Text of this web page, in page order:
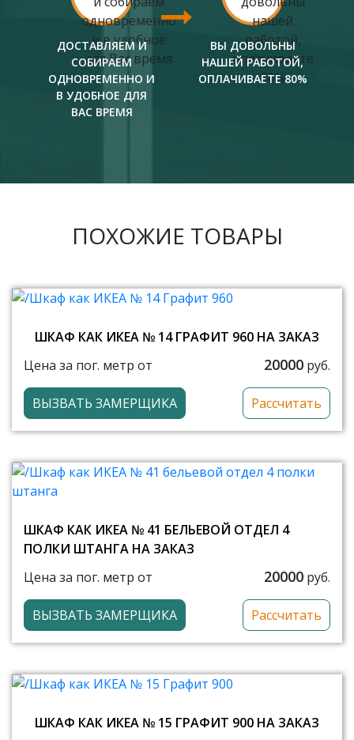
ДОСТАВЛЯЕМ И
СОБИРАЕМ
ОДНОВРЕМЕННО И
В УДОБНОЕ ДЛЯ
ВАС ВРЕМЯ
ВЫ ДОВОЛЬНЫ
НАШЕЙ РАБОТОЙ,
ОПЛАЧИВАЕТЕ 80%
ПОХОЖИЕ ТОВАРЫ
ШКАФ КАК ИКЕА № 14 ГРАФИТ 960 НА ЗАКАЗ
Цена за пог. метр от
20000 руб.
ВЫЗВАТЬ ЗАМЕРЩИКА Рассчитать
ШКАФ КАК ИКЕА № 41 БЕЛЬЕВОЙ ОТДЕЛ 4
ПОЛКИ ШТАНГА НА ЗАКАЗ
Цена за пог. метр от
20000 руб.
ВЫЗВАТЬ ЗАМЕРЩИКА Рассчитать
ШКАФ КАК ИКЕА № 15 ГРАФИТ 900 НА ЗАКАЗ